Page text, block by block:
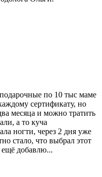
по 10 тыс маме
сертификату, но
месяца и можно тратить
а то куча
ногти, через 2 дня уже
стало, что выбрал этот
добавлю...